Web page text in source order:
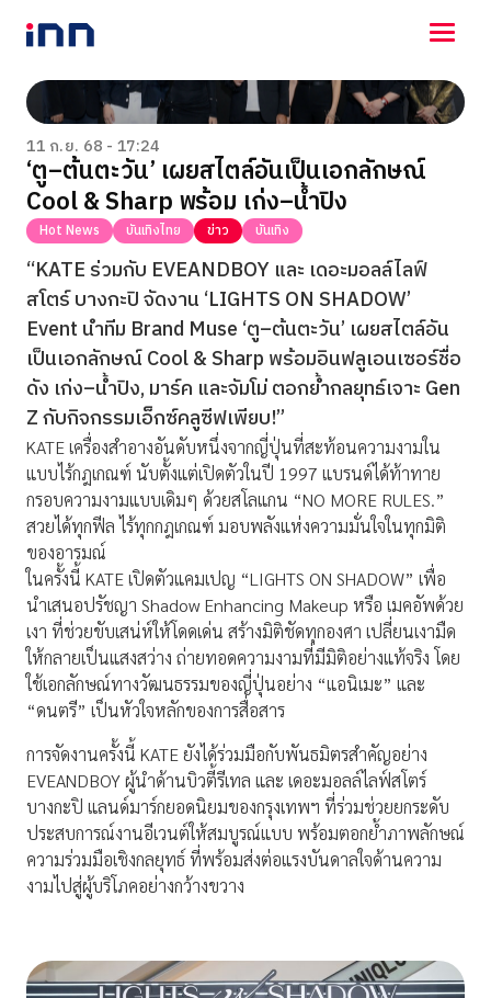
NEWS
ENTERTAINMENT
LIFESTYLE
HOROSCOPE
LOTTERY
VIDEO
ร่วมด้วยช่วยกัน
11 ก.ย. 68 - 17:24
‘ตู–ต้นตะวัน’ เผยสไตล์อันเป็นเอกลักษณ์
Cool & Sharp พร้อม เก่ง–น้ำปิง
Hot News บันเทิงไทย ข่าว บันเทิง
“KATE ร่วมกับ EVEANDBOY และ เดอะมอลล์ไลฟ์
สโตร์ บางกะปิ จัดงาน ‘LIGHTS ON SHADOW’
Event นำทีม Brand Muse ‘ตู–ต้นตะวัน’ เผยสไตล์อัน
เป็นเอกลักษณ์ Cool & Sharp พร้อมอินฟลูเอนเซอร์ชื่อ
ดัง เก่ง–น้ำปิง, มาร์ค และจัมโม่ ตอกย้ำกลยุทธ์เจาะ Gen
Z กับกิจกรรมเอ็กซ์คลูซีฟเพียบ!”
KATE เครื่องสำอางอันดับหนึ่งจากญี่ปุ่นที่สะท้อนความงามใน
แบบไร้กฎเกณฑ์ นับตั้งแต่เปิดตัวในปี 1997 แบรนด์ได้ท้าทาย
กรอบความงามแบบเดิมๆ ด้วยสโลแกน “NO MORE RULES.”
สวยได้ทุกฟีล ไร้ทุกกฎเกณฑ์ มอบพลังแห่งความมั่นใจในทุกมิติ
ของอารมณ์
ในครั้งนี้ KATE เปิดตัวแคมเปญ “LIGHTS ON SHADOW” เพื่อ
นำเสนอปรัชญา Shadow Enhancing Makeup หรือ เมคอัพด้วย
เงา ที่ช่วยขับเสน่ห์ให้โดดเด่น สร้างมิติชัดทุกองศา เปลี่ยนเงามืด
ให้กลายเป็นแสงสว่าง ถ่ายทอดความงามที่มีมิติอย่างแท้จริง โดย
ใช้เอกลักษณ์ทางวัฒนธรรมของญี่ปุ่นอย่าง “แอนิเมะ” และ
“ดนตรี” เป็นหัวใจหลักของการสื่อสาร
การจัดงานครั้งนี้ KATE ยังได้ร่วมมือกับพันธมิตรสำคัญอย่าง
EVEANDBOY ผู้นำด้านบิวตี้รีเทล และ เดอะมอลล์ไลฟ์สโตร์
บางกะปิ แลนด์มาร์กยอดนิยมของกรุงเทพฯ ที่ร่วมช่วยยกระดับ
ประสบการณ์งานอีเวนต์ให้สมบูรณ์แบบ พร้อมตอกย้ำภาพลักษณ์
ความร่วมมือเชิงกลยุทธ์ ที่พร้อมส่งต่อแรงบันดาลใจด้านความ
งามไปสู่ผู้บริโภคอย่างกว้างขวาง